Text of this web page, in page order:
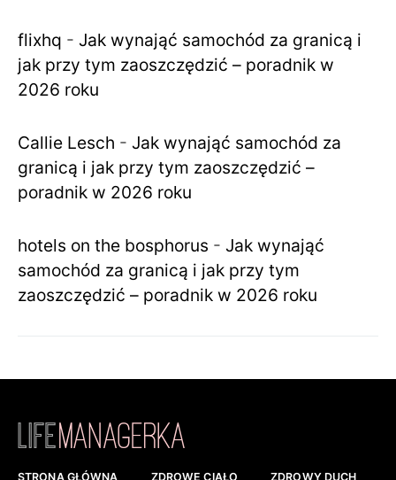
flixhq - Jak wynająć samochód za granicą i
jak przy tym zaoszczędzić – poradnik w
2026 roku
Callie Lesch - Jak wynająć samochód za
granicą i jak przy tym zaoszczędzić –
poradnik w 2026 roku
hotels on the bosphorus - Jak wynająć
samochód za granicą i jak przy tym
zaoszczędzić – poradnik w 2026 roku
STRONA GŁÓWNA ZDROWE CIAŁO ZDROWY DUCH